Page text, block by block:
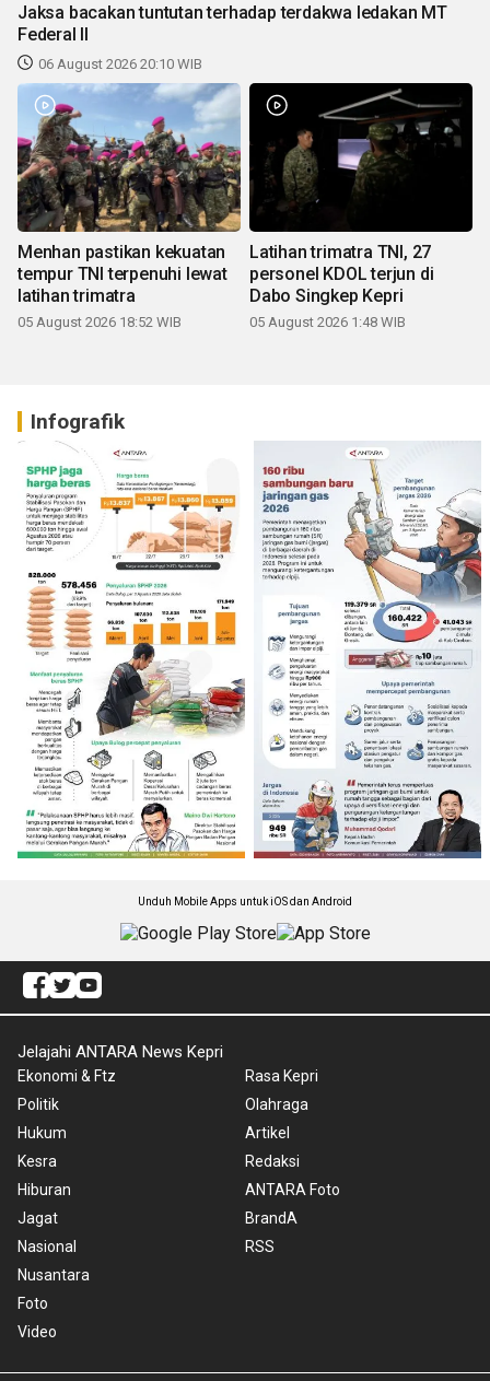
Jaksa bacakan tuntutan terhadap terdakwa ledakan MT
Federal II
06 August 2026 20:10 WIB
Menhan pastikan kekuatan
tempur TNI terpenuhi lewat
latihan trimatra
05 August 2026 18:52 WIB
Latihan trimatra TNI, 27
personel KDOL terjun di
Dabo Singkep Kepri
05 August 2026 1:48 WIB
Infografik
Unduh Mobile Apps untuk iOS dan Android
Jelajahi ANTARA News Kepri
Ekonomi & Ftz
Politik
Hukum
Kesra
Hiburan
Jagat
Nasional
Nusantara
Foto
Video
Rasa Kepri
Olahraga
Artikel
Redaksi
ANTARA Foto
BrandA
RSS